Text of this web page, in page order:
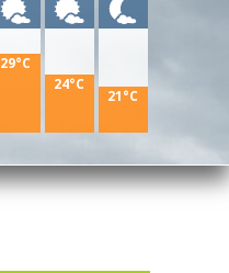
29°C
24°C
21°C